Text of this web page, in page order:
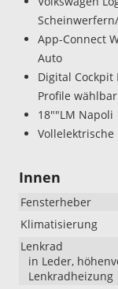
App-Connect
Auto
Digital
Profile wählbar
18""LM Napoli
Vollelektrische
Innen
Fensterheber
Klimatisierung
Lenkrad
in Leder,
Lenkradheizung